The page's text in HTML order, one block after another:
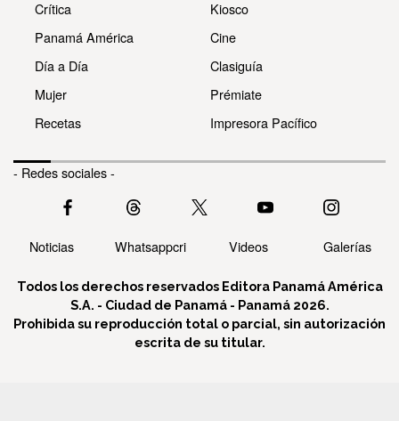
Crítica
Panamá América
Día a Día
Mujer
Recetas
Kiosco
Cine
Clasiguía
Prémiate
Impresora Pacífico
- Redes sociales -
Noticias Whatsappcri Videos Galerías
Todos los derechos reservados Editora Panamá América
S.A. - Ciudad de Panamá - Panamá 2026.
Prohibida su reproducción total o parcial, sin autorización
escrita de su titular.